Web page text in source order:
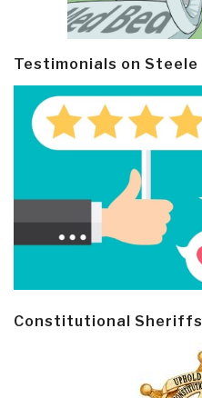
Testimonials on Steele
Constitutional Sheriffs